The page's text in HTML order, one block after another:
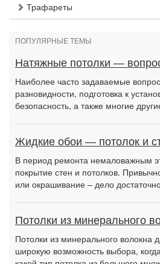
Трафареты
ПОПУЛЯРНЫЕ ТЕМЫ
Натяжные потолки —
Наиболее часто задаваемые
разновидности, подготовка к
безопасность, а также многие
Жидкие обои — потолок и
В период ремонта немаловажным
покрытие стен и потолков.
или окрашивание – дело
Потолки из минерального
Потолки из минерального волокна
широкую возможность выбора,